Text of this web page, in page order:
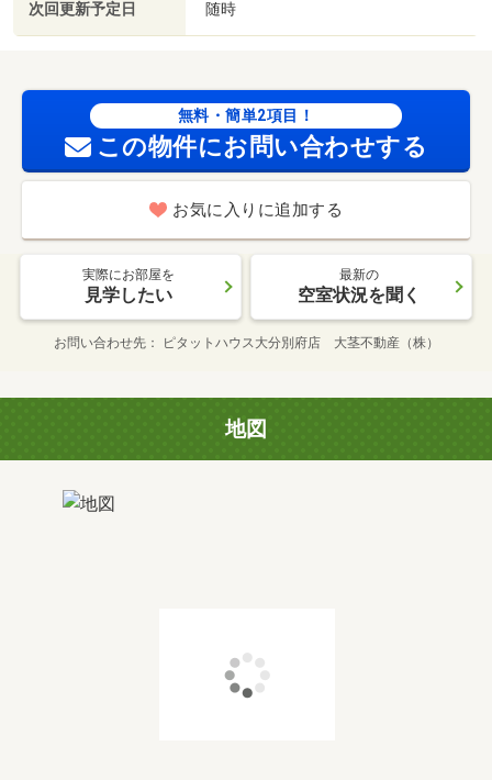
次回更新予定日 随時
無料・簡単2項目！
この物件にお問い合わせする
お気に入りに追加する
実際にお部屋を
見学したい
最新の
空室状況を聞く
お問い合わせ先 ピタットハウス大分別府店 大茎不動産（株）
地図